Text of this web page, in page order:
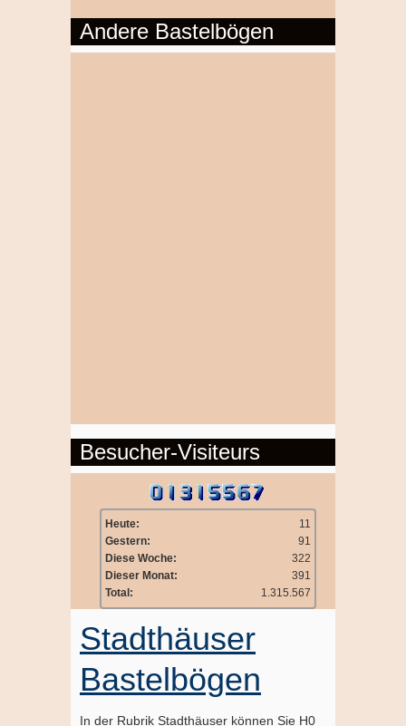
Andere Bastelbögen
Besucher-Visiteurs
Heute:
11
Gestern:
91
Diese Woche:
322
Dieser Monat:
391
Total:
1.315.567
Stadthäuser
Bastelbögen
In der Rubrik Stadthäuser können Sie H0